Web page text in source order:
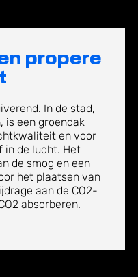
propere
In de stad,
is een groendak
en voor
in de lucht. Het
de smog en een
het plaatsen van
aan de CO2-
absorberen.